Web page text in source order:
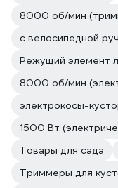
8000 об/мин
с велосипедной
Режущий элемент
8000 об/мин
электрокосы-
1500 Вт
Товары для сада
Триммеры для